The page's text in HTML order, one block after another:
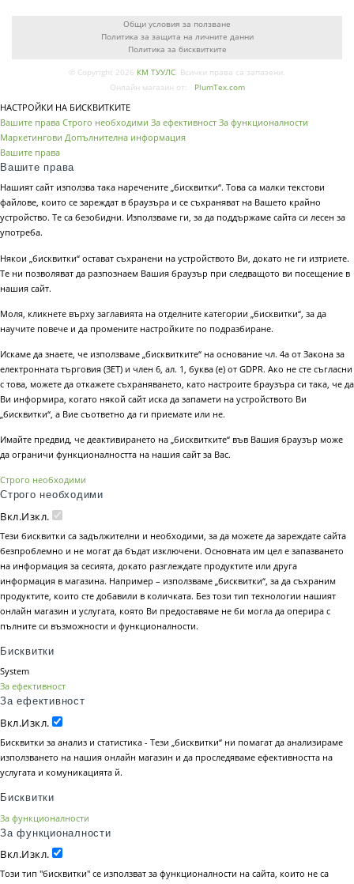
Общи условия за ползване
Политика за защита на личните данни
Политика за бисквитките
© Copyright 2026 КМ ТУУЛС. Всички права са запазени.
Онлайн магазин от:
PlumTex.com
НАСТРОЙКИ НА БИСКВИТКИТЕ
Вашите права Строго необходими За ефективност За функционалности
Маркетингови Допълнителна информация
Вашите права
Вашите права
Нашият сайт използва така наречените „бисквитки“. Това са малки текстови
файлове, които се зареждат в браузъра и се съхраняват на Вашето крайно
устройство. Те са безобидни. Използваме ги, за да поддържаме сайта си лесен за
употреба.
Някои „бисквитки“ остават съхранени на устройството Ви, докато не ги изтриете.
Те ни позволяват да разпознаем Вашия браузър при следващото ви посещение в
нашия сайт.
Моля, кликнете върху заглавията на отделните категории „бисквитки“, за да
научите повече и да промените настройките по подразбиране.
Искаме да знаете, че използваме „бисквитките“ на основание чл. 4а от Закона за
електронната търговия (ЗЕТ) и член 6, ал. 1, буква (е) от GDPR. Ако не сте съгласни
с това, можете да откажете съхраняването, като настроите браузъра си така, че да
Ви информира, когато някой сайт иска да запамети на устройството Ви
„бисквитки“, а Вие съответно да ги приемате или не.
Имайте предвид, че деактивирането на „бисквитките“ във Вашия браузър може
да ограничи функционалността на нашия сайт за Вас.
Строго необходими
Строго необходими
Вкл.Изкл.
Тези бисквитки са задължителни и необходими, за да можете да зареждате сайта
безпроблемно и не могат да бъдат изключени. Основната им цел е запазването
на информация за сесията, докато разглеждате продуктите или друга
информация в магазина. Например – използваме „бисквитки“, за да съхраним
продуктите, които сте добавили в количката. Без този тип технологии нашият
онлайн магазин и услугата, която Ви предоставяме не би могла да оперира с
пълните си възможности и функционалности.
Бисквитки
System
За ефективност
За ефективност
Вкл.Изкл.
Бисквитки за анализ и статистика - Тези „бисквитки“ ни помагат да анализираме
използването на нашия онлайн магазин и да проследяваме ефективността на
услугата и комуникацията й.
Бисквитки
За функционалности
За функционалности
Вкл.Изкл.
Този тип "бисквитки" се използват за функционалности на сайта, които не са